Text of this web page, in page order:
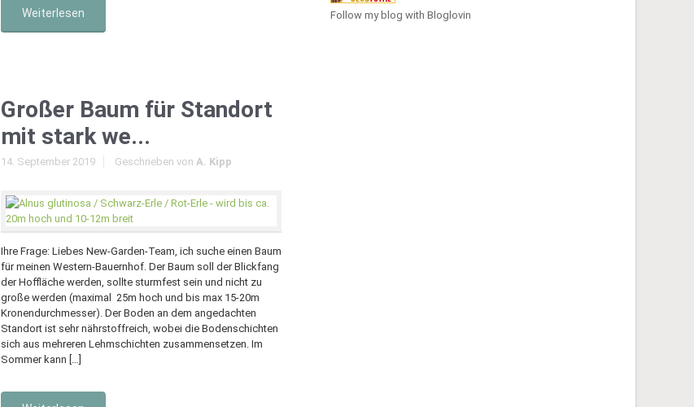
Weiterlesen
Großer Baum für Standort
mit stark we...
14. September 2019 Geschrieben von A. Kipp
Ihre Frage: Liebes New-Garden-Team, ich suche einen Baum
für meinen Western-Bauernhof. Der Baum soll der Blickfang
der Hoffläche werden, sollte sturmfest sein und nicht zu
große werden (maximal 25m hoch und bis max 15-20m
Kronendurchmesser). Der Boden an dem angedachten
Standort ist sehr nährstoffreich, wobei die Bodenschichten
sich aus mehreren Lehmschichten zusammensetzen. Im
Sommer kann […]
Follow my blog with Bloglovin